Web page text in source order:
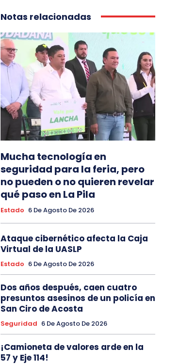
Notas relacionadas
Mucha tecnología en
seguridad para la feria, pero
no pueden o no quieren revelar
qué paso en La Pila
Estado 6 De Agosto De 2026
Ataque cibernético afecta la Caja
Virtual de la UASLP
Estado 6 De Agosto De 2026
Dos años después, caen cuatro
presuntos asesinos de un policía en
San Ciro de Acosta
Seguridad 6 De Agosto De 2026
¡Camioneta de valores arde en la
57 y Eje 114!